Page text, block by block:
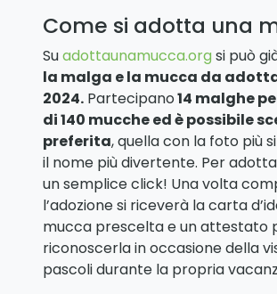
Come si adotta una
Suadottaunamucca.orgsi può
la malga e la mucca da
2024. Partecipano14 malghe
di 140 mucche ed è possibile
preferita, quella con la foto più
il nome più divertente. Per
un semplice click! Una volta
l’adozione si riceverà la carta
mucca prescelta e un attestato
riconoscerla in occasione della
pascoli durante la propria